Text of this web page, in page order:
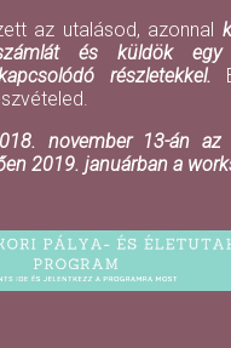
az utalásod, azonnal
és küldök
részletekkel.
november 13-án az
2019. januárban a